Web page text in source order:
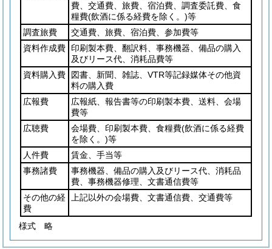
費、交通費、旅費、宿泊費、調査委託費、食
糧費(飲酒に係る経費を除く。)等
調査旅費
交通費、旅費、宿泊費、参加費等
資料作成費
印刷製本費、翻訳料、事務機器、備品の購入
及びリース代、消耗品費等
資料購入費
図書、新聞、雑誌、VTR等記録媒体その他資
料の購入費
広報費
広報紙、報告書等の印刷製本費、送料、会場
費等
広聴費
会場費、印刷製本費、食糧費(飲酒に係る経費
を除く。)等
人件費
賃金、手当等
事務諸費
事務機器、備品の購入及びリース代、消耗品
費、事務機器修理、文書通信費等
その他の経
費
上記以外の会場費、文書通信費、交通費等
様式 略